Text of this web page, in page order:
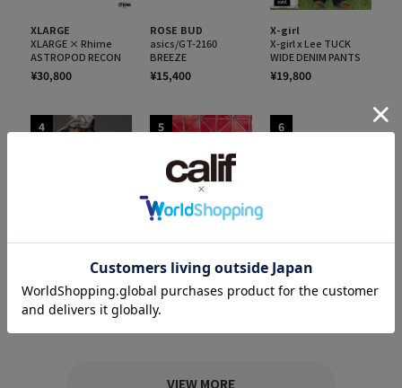
XLARGE
XLARGE × Rhime
ASTROPOD RECON
¥30,800
ROSE BUD
asics/GT-2160
BREEZE
¥15,400
X-girl
X-girl x Lee TUCK
WIDE DENIM PANTS
¥19,800
4
予約特典対象
FACE PATCH STADIUM
JACKET
5
BIRKENSTOCK/BOST
ON
¥24,200
6
DRAWING OG S/S TEE
¥6,050
VIEW MORE